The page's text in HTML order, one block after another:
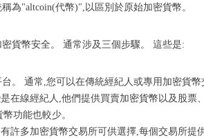
為"altcoin(代幣)",以區別於原始加密貨幣。
貨幣安全。 通常涉及三個步驟。 這些是:
。 通常,您可以在傳統經紀人或專用加密貨
在線經紀人,他們提供買賣加密貨幣以及股票
功能也較少。
有許多加密貨幣交易所可供選擇,每個交易所提